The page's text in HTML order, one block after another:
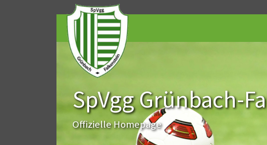
SpVgg Grünbach-
Offizielle Homepage